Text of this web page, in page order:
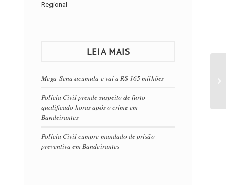
Regional
LEIA MAIS
Mega-Sena acumula e vai a R$ 165 milhões
Polícia Civil prende suspeito de furto
qualificado horas após o crime em
Bandeirantes
Polícia Civil cumpre mandado de prisão
preventiva em Bandeirantes